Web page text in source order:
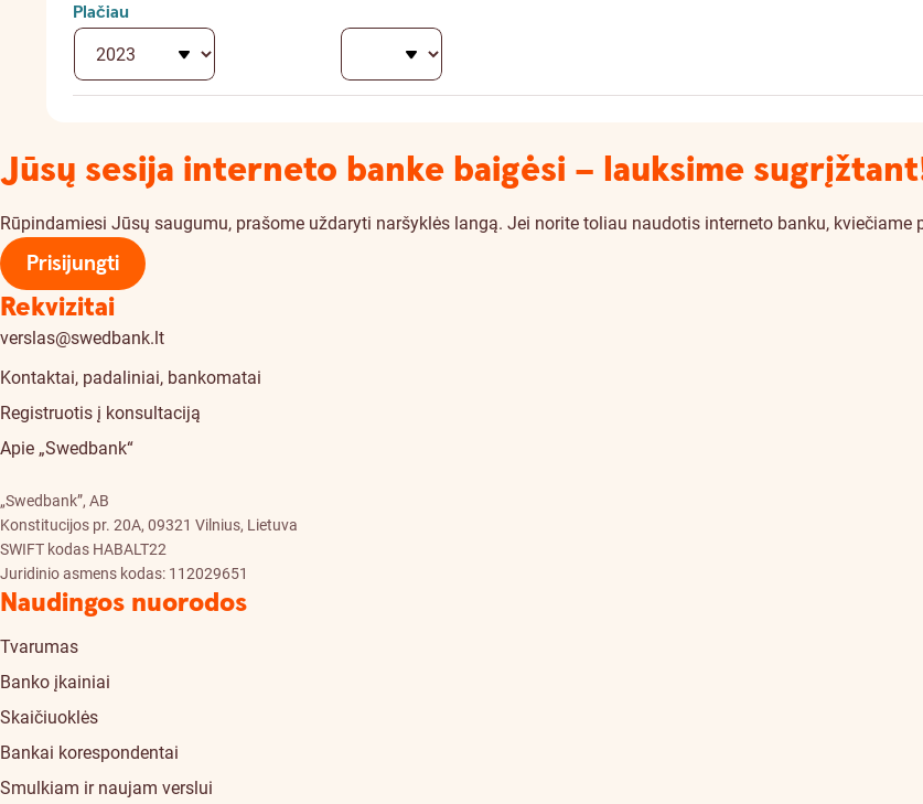
Plačiau
Jūsų sesija interneto banke baigėsi – lauksime
Rūpindamiesi Jūsų saugumu, prašome uždaryti naršyklės langą. Jei norite toliau naudotis interneto banku, kviečiame
Prisijungti
Rekvizitai
verslas@swedbank.lt
Kontaktai, padaliniai, bankomatai
Registruotis į konsultaciją
Apie „Swedbank“
„Swedbank”, AB
Konstitucijos pr. 20A, 09321 Vilnius, Lietuva
SWIFT kodas HABALT22
Juridinio asmens kodas: 112029651
Naudingos nuorodos
Tvarumas
Banko įkainiai
Skaičiuoklės
Bankai korespondentai
Smulkiam ir naujam verslui